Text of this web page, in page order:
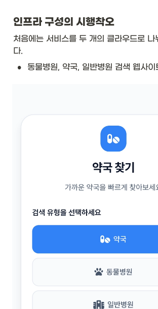
인프라 구성의 시행착오
처음에는 서비스를 두 개의 클라우드로 나
다.
• 동물병원, 약국, 일반병원 검색 웹사